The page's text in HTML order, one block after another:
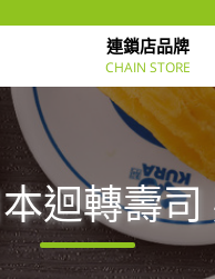
連鎖店品牌
CHAIN STORE
迴轉壽司